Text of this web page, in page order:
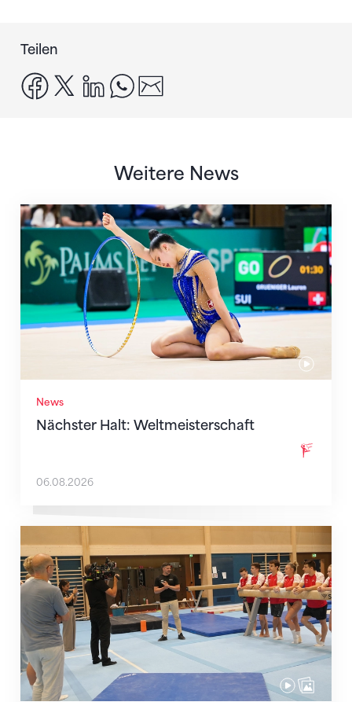
Teilen
facebook
x linkedinwhatsapp
Weitere News
News
Nächster Halt: Weltmeisterschaft
Nächster Halt: Weltmeisterschaft
06.08.2026
Mit klaren Zielen nach Zagreb